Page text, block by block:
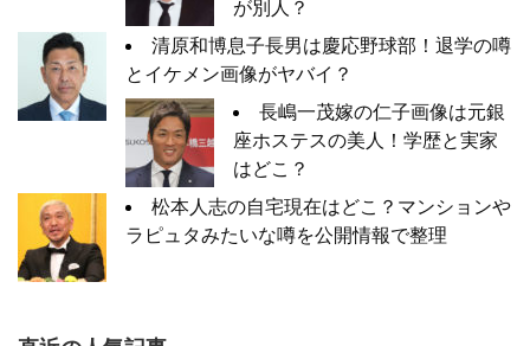
が別人？
清原和博息子長男は慶応野球部！退学の噂
とイケメン画像がヤバイ？
長嶋一茂嫁の仁子画像は元銀
座ホステスの美人！学歴と実家
はどこ？
松本人志の自宅現在はどこ？マンションや
ラピュタみたいな噂を公開情報で整理